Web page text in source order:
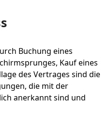
Buchung eines
Kauf eines
des Vertrages sind die
die mit der
anerkannt sind und